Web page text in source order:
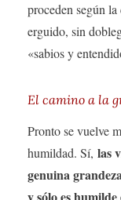
proceden según
erguido, sin
«sabios y
El camino a la
Pronto se vuelve
humildad. Sí, las
genuina